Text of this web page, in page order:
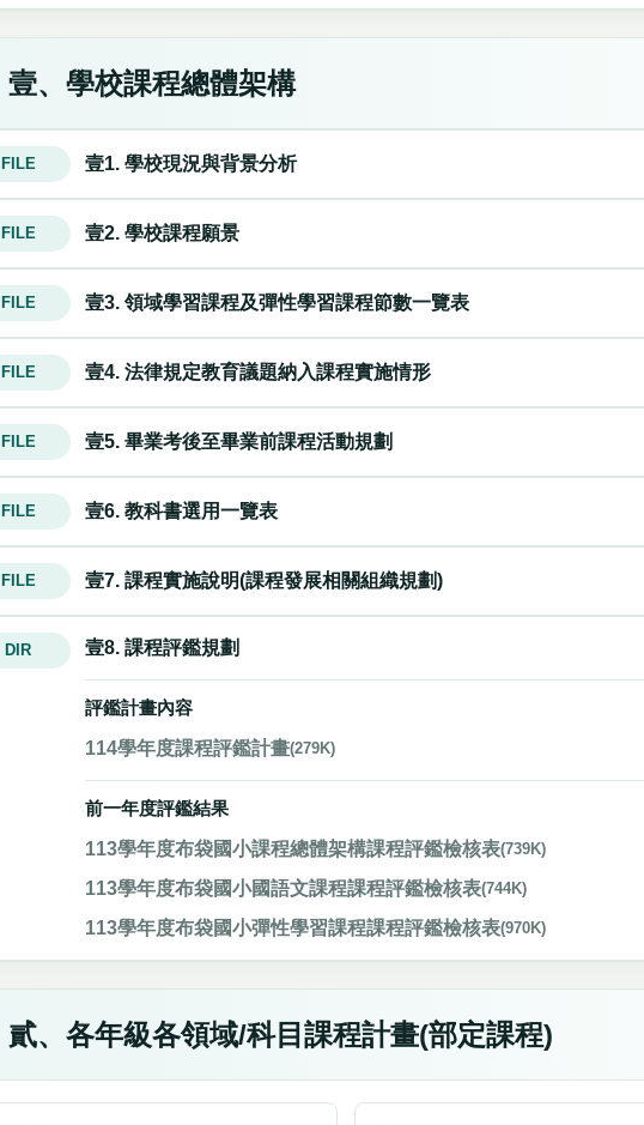
壹、學校課程總體架構
FILE 壹1. 學校現況與背景分析
FILE 壹2. 學校課程願景
FILE 壹3. 領域學習課程及彈性學習課程節數一覽表
FILE 壹4. 法律規定教育議題納入課程實施情形
FILE 壹5. 畢業考後至畢業前課程活動規劃
FILE 壹6. 教科書選用一覽表
FILE 壹7. 課程實施說明(課程發展相關組織規劃)
DIR 壹8. 課程評鑑規劃
評鑑計畫內容
114學年度課程評鑑計畫(279K)
前一年度評鑑結果
113學年度布袋國小課程總體架構課程評鑑檢核表(739K)
113學年度布袋國小國語文課程課程評鑑檢核表(744K)
113學年度布袋國小彈性學習課程課程評鑑檢核表(970K)
貳、各年級各領域/科目課程計畫(部定課程)